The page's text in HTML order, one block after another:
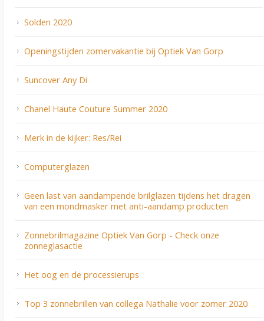
Solden 2020
Openingstijden zomervakantie bij Optiek Van Gorp
Suncover Any Di
Chanel Haute Couture Summer 2020
Merk in de kijker: Res/Rei
Computerglazen
Geen last van aandampende brilglazen tijdens het dragen
van een mondmasker met anti-aandamp producten
Zonnebrilmagazine Optiek Van Gorp - Check onze
zonneglasactie
Het oog en de processierups
Top 3 zonnebrillen van collega Nathalie voor zomer 2020